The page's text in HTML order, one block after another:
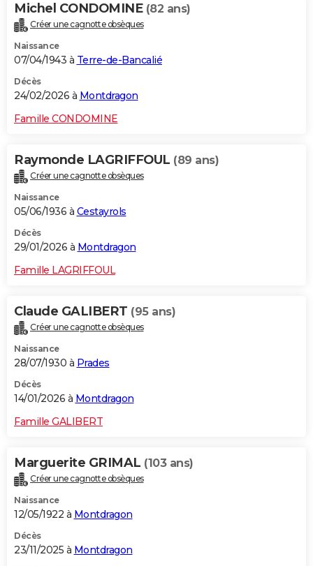
Michel CONDOMINE (82 ans)
Créer une cagnotte obsèques
Naissance
07/04/1943 à Terre-de-Bancalié
Décès
24/02/2026 à Montdragon
Famille CONDOMINE
Raymonde LAGRIFFOUL (89 ans)
Créer une cagnotte obsèques
Naissance
05/06/1936 à Cestayrols
Décès
29/01/2026 à Montdragon
Famille LAGRIFFOUL
Claude GALIBERT (95 ans)
Créer une cagnotte obsèques
Naissance
28/07/1930 à Prades
Décès
14/01/2026 à Montdragon
Famille GALIBERT
Marguerite GRIMAL (103 ans)
Créer une cagnotte obsèques
Naissance
12/05/1922 à Montdragon
Décès
23/11/2025 à Montdragon